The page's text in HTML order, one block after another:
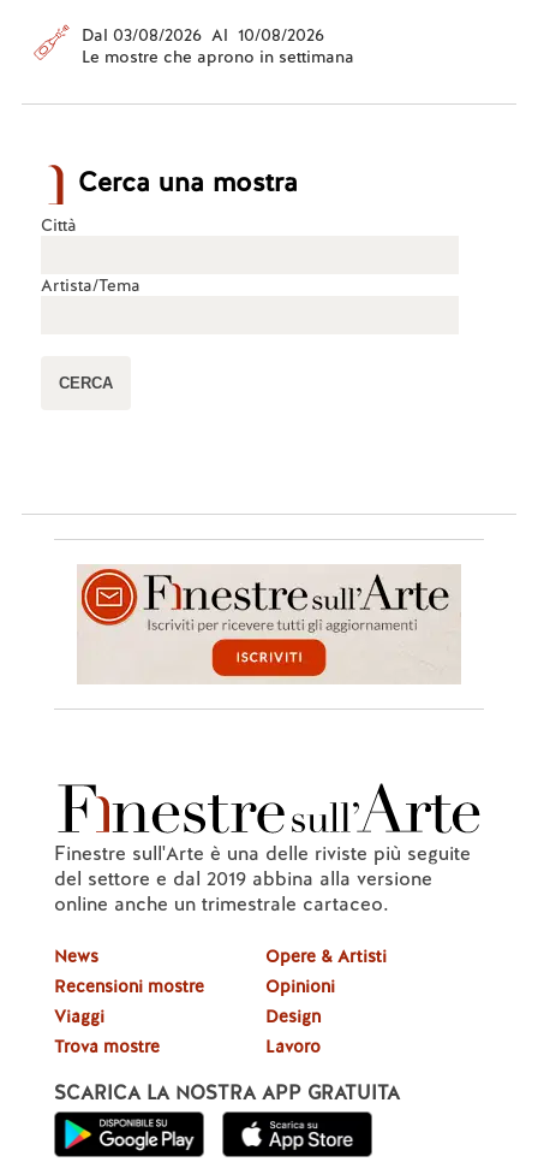
Dal 03/08/2026 Al 10/08/2026
Le mostre che aprono in settimana
Cerca una mostra
Città
Artista/Tema
Finestre sull'Arte è una delle riviste più seguite
del settore e dal 2019 abbina alla versione
online anche un trimestrale cartaceo.
News
Recensioni mostre
Viaggi
Trova mostre
Opere & Artisti
Opinioni
Design
Lavoro
SCARICA LA NOSTRA APP GRATUITA